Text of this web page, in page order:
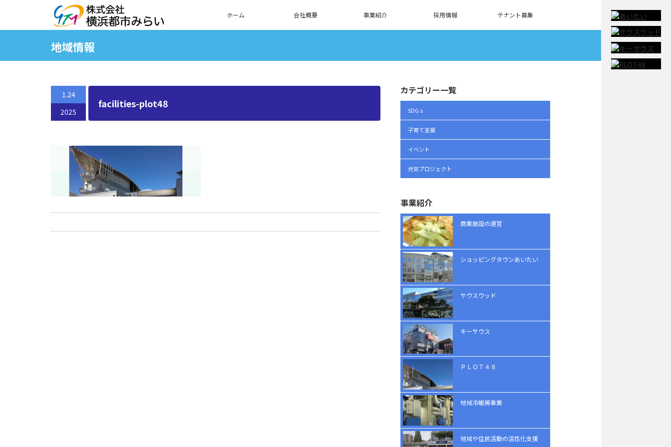
ホーム 会社概要 事業紹介 採用情報 テナント募集
地域情報
1.24
2025
facilities-plot48
カテゴリー一覧
SDGｓ
子育て支援
イベント
元気プロジェクト
事業紹介
商業施設の運営
ショッピングタウンあいたい
サウスウッド
キーサウス
ＰＬＯＴ４８
地域冷暖房事業
地域や住民活動の活性化支援